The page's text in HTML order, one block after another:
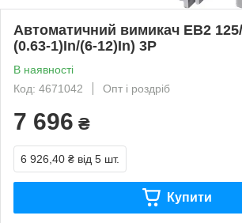
Автоматичний вимикач EB2
(0.63-1)In/(6-12)In) 3P
В наявності
Код: 4671042
Опт і роздріб
7 696 ₴
6 926,40 ₴ від 5 шт.
Купити